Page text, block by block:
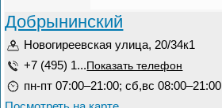
Добрынинский
Новогиреевская улица, 20/34к1
+7 (495) 1... Показать телефон
пн-пт 07:00–21:00; сб,вс 08:00–21:00